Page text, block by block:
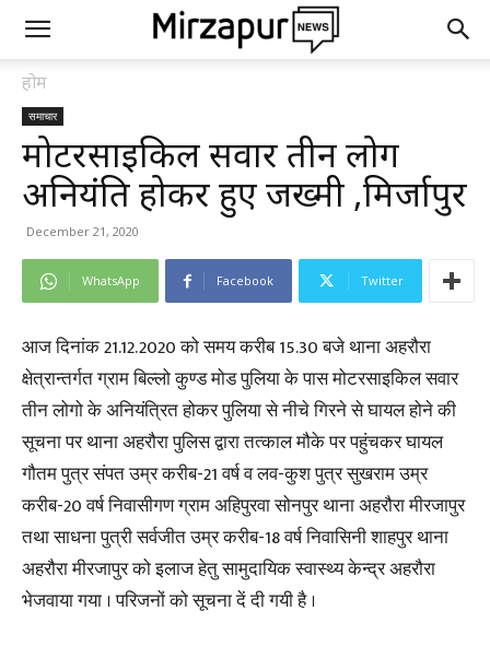
होम
समाचार
मोटरसाइकिल सवार तीन लोग
अनियंत्रित होकर हुए जख्मी ,मिर्जापुर
December 21, 2020
WhatsApp Facebook Twitter
आज दिनांक 21.12.2020 को समय करीब 15.30 बजे थाना अहरौरा
क्षेत्रान्तर्गत ग्राम बिल्लो कुण्ड मोड पुलिया के पास मोटरसाइकिल सवार
तीन लोगो के अनियंत्रित होकर पुलिया से नीचे गिरने से घायल होने की
सूचना पर थाना अहरौरा पुलिस द्वारा तत्काल मौके पर पहुंचकर घायल
गौतम पुत्र संपत उम्र करीब-21 वर्ष व लव-कुश पुत्र सुखराम उम्र
करीब-20 वर्ष निवासीगण ग्राम अहिपुरवा सोनपुर थाना अहरौरा मीरजापुर
तथा साधना पुत्री सर्वजीत उम्र करीब-18 वर्ष निवासिनी शाहपुर थाना
अहरौरा मीरजापुर को इलाज हेतु सामुदायिक स्वास्थ्य केन्द्र अहरौरा
भेजवाया गया । परिजनों को सूचना दें दी गयी है ।